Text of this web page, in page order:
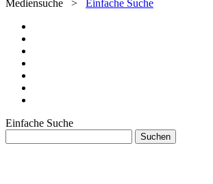
Mediensuche > Einfache Suche
Einfache Suche